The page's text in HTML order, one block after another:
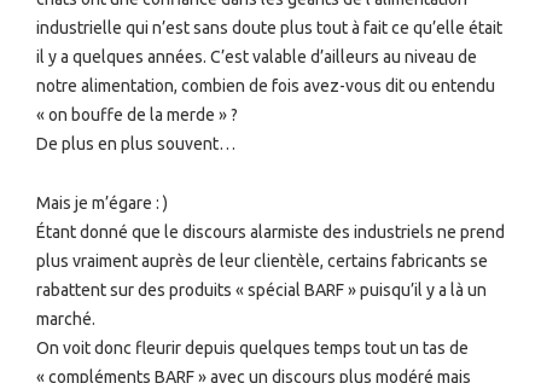
industrielle qui n’est sans doute plus tout à fait ce qu’elle était
il y a quelques années. C’est valable d’ailleurs au niveau de
notre alimentation, combien de fois avez-vous dit ou entendu
« on bouffe de la merde » ?
De plus en plus souvent…
Mais je m’égare : )
Étant donné que le discours alarmiste des industriels ne prend
plus vraiment auprès de leur clientèle, certains fabricants se
rabattent sur des produits « spécial BARF » puisqu’il y a là un
marché.
On voit donc fleurir depuis quelques temps tout un tas de
« compléments BARF » avec un discours plus modéré mais